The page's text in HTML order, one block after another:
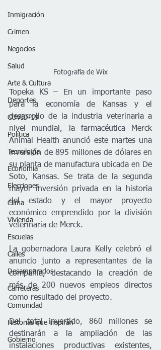
Inmigración
Crimen
Negocios
Salud
Arte & Cultura
Deportes
COVID-19
Política
Tecnología
Economía
Elecciones
Clima
Vivienda
Escuelas
Calles
Desamparados
Carreteras
Comunidad
Historias que inspiran
Gobierno
Fotografía de Wix
Topeka KS – En un importante paso
para la economía de Kansas y el
desarrollo de la industria veterinaria a
nivel mundial, la farmacéutica Merck
Animal Health anunció este martes una
inversión de 895 millones de dólares en
su planta de manufactura ubicada en De
Soto, Kansas. Se trata de la segunda
mayor inversión privada en la historia
del estado y el mayor proyecto
económico emprendido por la división
veterinaria de Merck.
La gobernadora Laura Kelly celebró el
anuncio junto a representantes de la
compañía, destacando la creación de
más de 200 nuevos empleos directos
como resultado del proyecto.
Del total invertido, 860 millones se
destinarán a la ampliación de las
instalaciones productivas existentes,